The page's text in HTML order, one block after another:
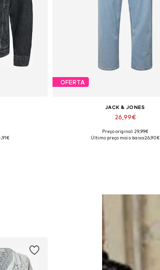
L, XL, XXL
OFERTA
JACK & JONES
26,99€
Disponível em vários
Preço original: 29,99€
Último preço mais baixo:26,90€